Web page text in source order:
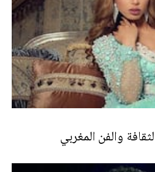
والفن المغربي